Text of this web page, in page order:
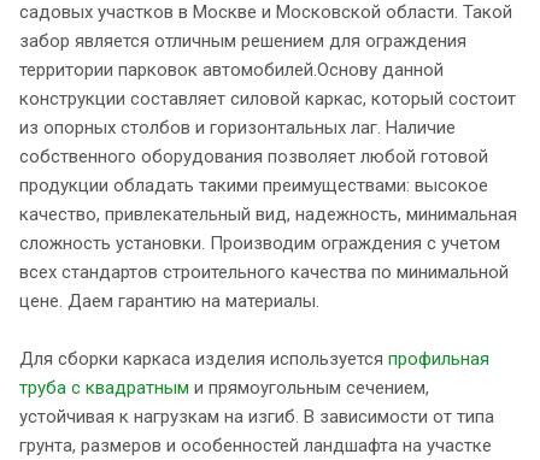
садовых участков в Москве и Московской области. Такой
забор является отличным решением для ограждения
территории парковок автомобилей.Основу данной
конструкции составляет силовой каркас, который состоит
из опорных столбов и горизонтальных лаг. Наличие
собственного оборудования позволяет любой готовой
продукции обладать такими преимуществами: высокое
качество, привлекательный вид, надежность, минимальная
сложность установки. Производим ограждения с учетом
всех стандартов строительного качества по минимальной
цене. Даем гарантию на материалы.
Для сборки каркаса изделия используется профильная
труба с квадратным и прямоугольным сечением,
устойчивая к нагрузкам на изгиб. В зависимости от типа
грунта, размеров и особенностей ландшафта на участке